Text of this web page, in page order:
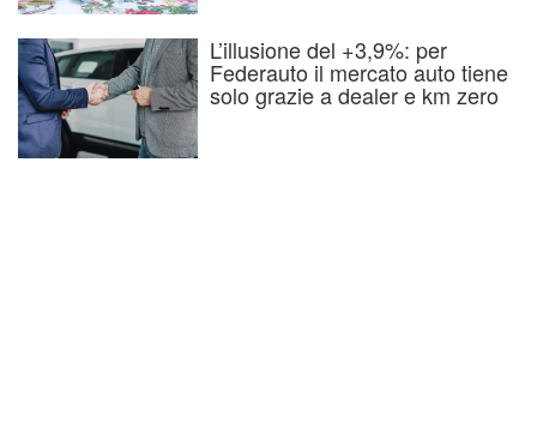
L’illusione del +3,9%: per
Federauto il mercato auto tiene
solo grazie a dealer e km zero